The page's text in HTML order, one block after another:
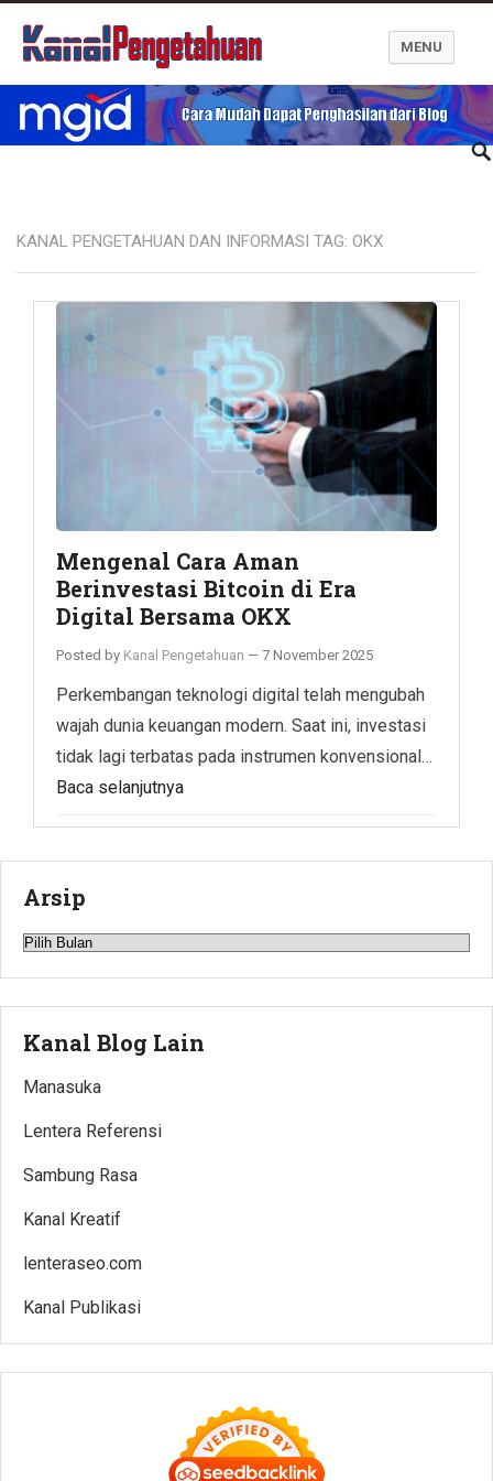
Kanal Pengetahuan dan Informasi
MENU
KANAL PENGETAHUAN DAN INFORMASI TAG: OKX
Mengenal Cara Aman
Berinvestasi Bitcoin di Era
Digital Bersama OKX
Posted by Kanal Pengetahuan — 7 November 2025
Perkembangan teknologi digital telah mengubah
wajah dunia keuangan modern. Saat ini, investasi
tidak lagi terbatas pada instrumen konvensional…
Baca selanjutnya
Arsip
Arsip
Kanal Blog Lain
Manasuka
Lentera Referensi
Sambung Rasa
Kanal Kreatif
lenteraseo.com
Kanal Publikasi